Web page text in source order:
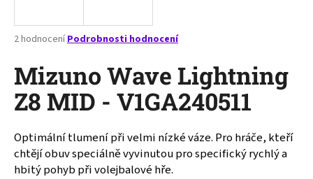
Průměrné
produktu
je
4,0
z
hvězdiček.
2 hodnoceníPodrobnosti hodnocení
Mizuno Wave Lightning
Z8 MID - V1GA240511
Optimální tlumení při velmi nízké váze. Pro hráče, kteří
chtějí obuv speciálně vyvinutou pro specifický rychlý a
hbitý pohyb při volejbalové hře.
j
t
?
HLEDAT